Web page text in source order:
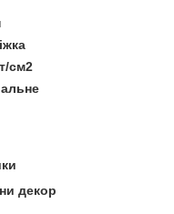
см2
декор